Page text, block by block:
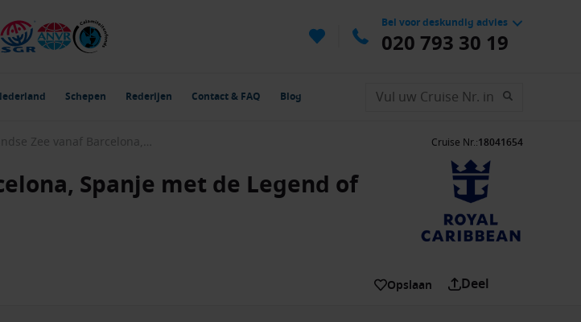
Bel voor deskundig advies
020 793 30 19
Schepen Rederijen Contact & FAQ Blog
Westelijke Middellandse Zee vanaf Barcelona, Spanje met de Legend of the Seas Cruise Nr.:18041654
Spanje met de Legend of
Opslaan Deel